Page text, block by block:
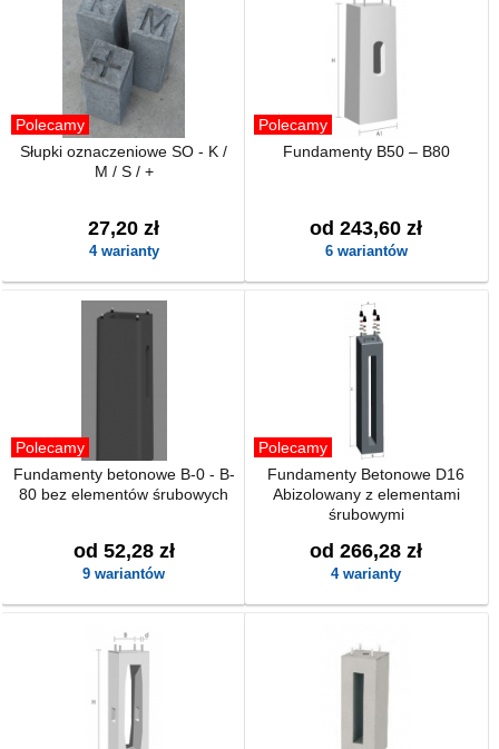
Polecamy
Słupki oznaczeniowe SO - K /
M / S / +
27,20 zł
4 warianty
Polecamy
Fundamenty B50 – B80
od 243,60 zł
6 wariantów
Polecamy
Fundamenty betonowe B-0 - B-
80 bez elementów śrubowych
od 52,28 zł
9 wariantów
Polecamy
Fundamenty Betonowe D16
Abizolowany z elementami
śrubowymi
od 266,28 zł
4 warianty